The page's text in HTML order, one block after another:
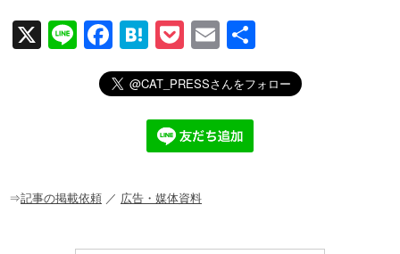
X
Li
F
a
c
o
H
at
e
n
a
P
o
ck
et
E
m
ail
有
⇒記事の掲載依頼 ／ 広告・媒体資料